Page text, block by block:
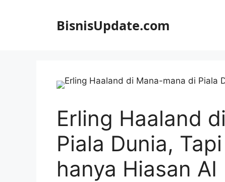
BisnisUpdate.com
Erling Haaland
Piala Dunia,
hanya Hiasan AI